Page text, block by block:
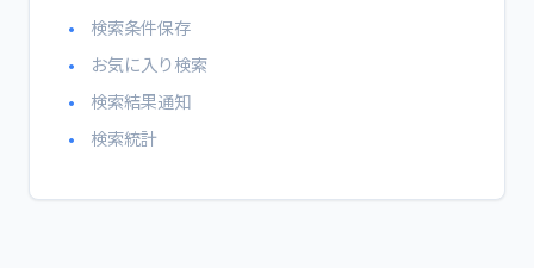
検索条件保存
お気に入り検索
検索結果通知
検索統計